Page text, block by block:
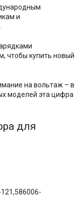
и
чтобы купить новый
на вольтаж – в
моделей эта цифра
для